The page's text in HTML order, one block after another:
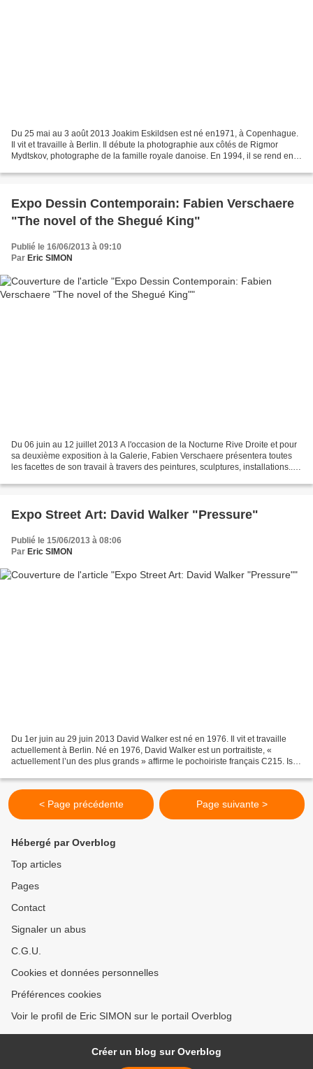
Du 25 mai au 3 août 2013 Joakim Eskildsen est né en1971, à Copenhague.
Il vit et travaille à Berlin. Il débute la photographie aux côtés de Rigmor
Mydtskov, photographe de la famille royale danoise. En 1994, il se rend en
Expo Dessin Contemporain: Fabien Verschaere
"The novel of the Shegué King"
Publié le 16/06/2013 à 09:10
Par Eric SIMON
Du 06 juin au 12 juillet 2013 A l'occasion de la Nocturne Rive Droite et pour
sa deuxième exposition à la Galerie, Fabien Verschaere présentera toutes
les facettes de son travail à travers des peintures, sculptures, installations...
Expo Street Art: David Walker "Pressure"
Publié le 15/06/2013 à 08:06
Par Eric SIMON
Du 1er juin au 29 juin 2013 David Walker est né en 1976. Il vit et travaille
actuellement à Berlin. Né en 1976, David Walker est un portraitiste, «
actuellement l’un des plus grands » affirme le pochoiriste français C215. Issu
< Page précédente Page suivante >
Hébergé par Overblog
Top articles
Pages
Contact
Signaler un abus
C.G.U.
Cookies et données personnelles
Préférences cookies
Voir le profil de Eric SIMON sur le portail Overblog
Créer un blog sur Overblog